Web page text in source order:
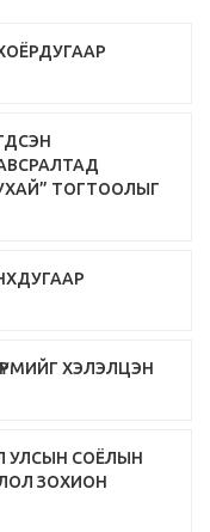
ТОГТООЛЫГ
ХЭЛЭЛЦЭН
УЛСЫН СОЁЛЫН
ЗОХИОН